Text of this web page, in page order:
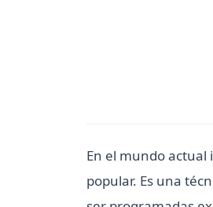
En el mundo actual
popular. Es una